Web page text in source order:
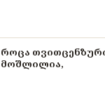
როცა
მოშლილია,